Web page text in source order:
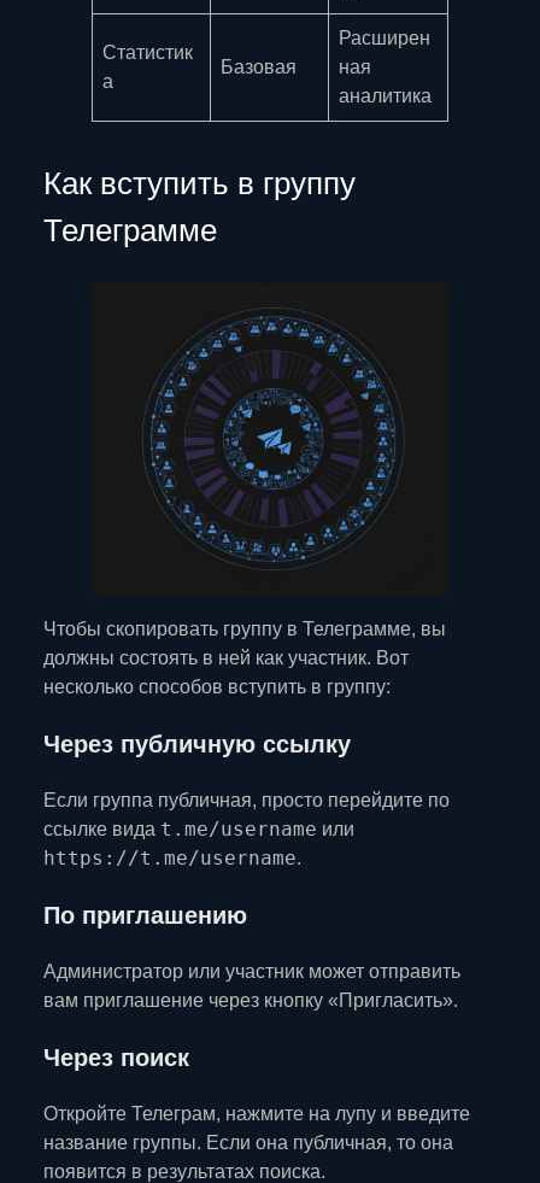
Статистик
а
Базовая
Расширен
ная
аналитика
Как вступить в группу
Телеграмме
Чтобы скопировать группу в Телеграмме, вы
должны состоять в ней как участник. Вот
несколько способов вступить в группу:
Через публичную ссылку
Если группа публичная, просто перейдите по
ссылке вида t.me/username или
https://t.me/username.
По приглашению
Администратор или участник может отправить
вам приглашение через кнопку «Пригласить».
Через поиск
Откройте Телеграм, нажмите на лупу и введите
название группы. Если она публичная, то она
появится в результатах поиска.